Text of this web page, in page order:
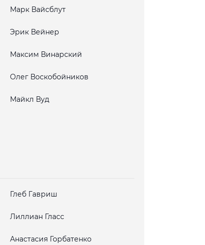
Марк Вайсблут
Эрик Вейнер
Максим Винарский
Олег Воскобойников
Майкл Вуд
Глеб Гавриш
Лиллиан Гласс
Анастасия Горбатенко